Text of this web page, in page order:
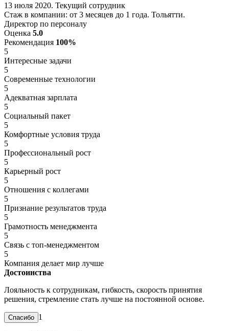
13 июля 2020. Текущий сотрудник
Стаж в компании: от 3 месяцев до 1 года. Тольятти.
Директор по персоналу
Оценка 5.0
Рекомендация 100%
5
Интересные задачи
5
Современные технологии
5
Адекватная зарплата
5
Социальный пакет
5
Комфортные условия труда
5
Профессиональный рост
5
Карьерный рост
5
Отношения с коллегами
5
Признание результатов труда
5
Грамотность менеджмента
5
Связь с топ-менеджментом
5
Компания делает мир лучше
Достоинства
Лояльность к сотрудникам, гибкость, скорость принятия
решения, стремление стать лучше на постоянной основе.
1